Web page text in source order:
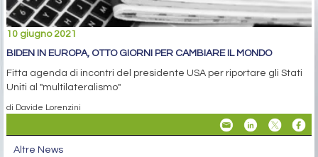
10 giugno 2021
BIDEN IN EUROPA, OTTO GIORNI PER CAMBIARE IL MONDO
Fitta agenda di incontri del presidente USA per riportare gli Stati
Uniti al "multilateralismo"
di Davide Lorenzini
Altre News